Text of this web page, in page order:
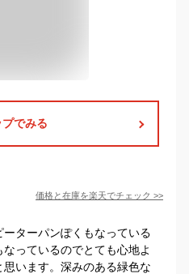
でみる
価格と在庫を楽天でチェック >>
ターパンぽくもなっている
っているのでとても心地よ
います。深みのある緑色な